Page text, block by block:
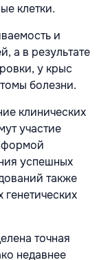
клетки.
и
а в результате
у крыс
болезни.
клинических
участие
формой
успешных
также
генетических
точная
недавнее